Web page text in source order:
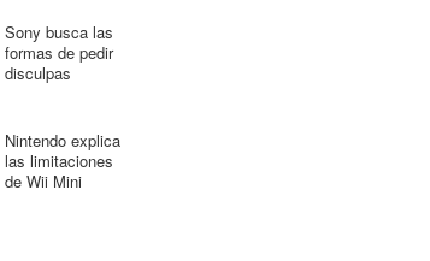
Sony busca las
formas de pedir
disculpas
Nintendo explica
las limitaciones
de Wii Mini